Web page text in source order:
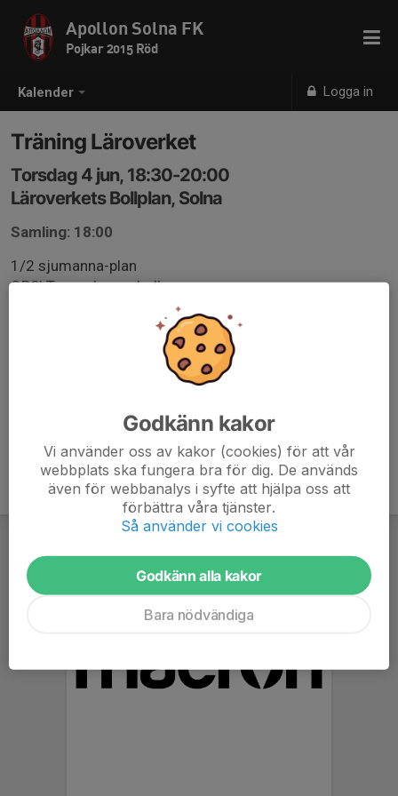
Kalender Logga in
Apollon Solna FK
Pojkar 2015 Röd
Träning Läroverket
Torsdag 4 jun, 18:30-20:00
Läroverkets Bollplan, Solna
Samling: 18:00
1/2 sjumanna-plan
OBS! Ta med egen boll
Godkänn kakor
Vi använder oss av kakor (cookies) för att vår
webbplats ska fungera bra för dig. De används
även för webbanalys i syfte att hjälpa oss att
förbättra våra tjänster.
Så använder vi cookies
Godkänn alla kakor
Bara nödvändiga